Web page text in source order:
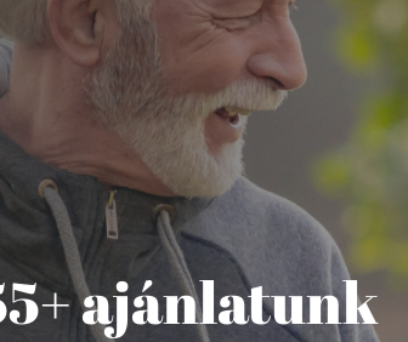
ajánlatunk